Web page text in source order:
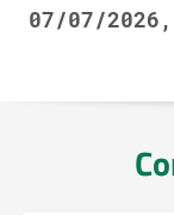
07/07/